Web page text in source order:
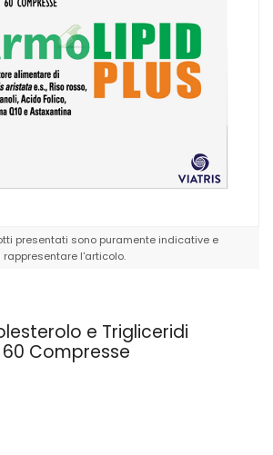
presentati sono puramente indicative e
l'articolo.
e Trigliceridi
60 Compresse